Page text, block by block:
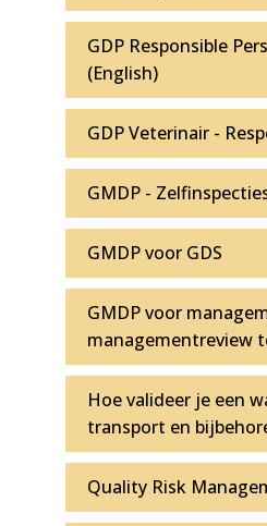
GDP Responsible
(English)
GDP Veterinair -
GMDP -
GMDP voor GDS
GMDP voor
managementreview
Hoe valideer je een
transport en
Quality Risk